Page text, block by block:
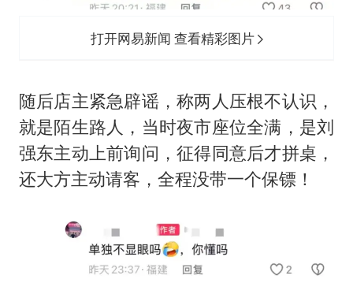
打开网易新闻 查看精彩图片
随后店主紧急辟谣，称两人压根不认识，
就是陌生路人，当时夜市座位全满，是刘
强东主动上前询问，征得同意后才拼桌，
还大方主动请客，全程没带一个保镖！